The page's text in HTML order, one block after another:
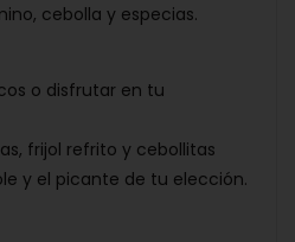
cebolla y especias.
o disfrutar en tu
frijol refrito y cebollitas
y el picante de tu elección.